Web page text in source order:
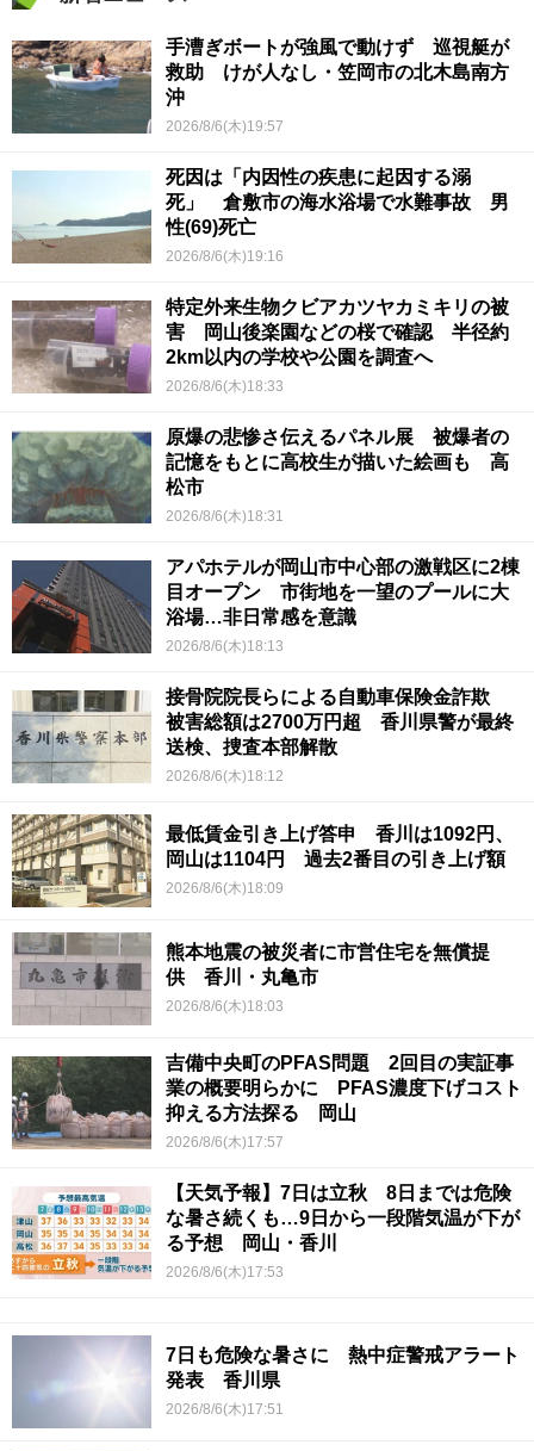
手漕ぎボートが強風で動けず 巡視艇が
救助 けが人なし・笠岡市の北木島南方
沖
2026/8/6(木)19:57
死因は「内因性の疾患に起因する溺
死」 倉敷市の海水浴場で水難事故 男
性(69)死亡
2026/8/6(木)19:16
特定外来生物クビアカツヤカミキリの被
害 岡山後楽園などの桜で確認 半径約
2km以内の学校や公園を調査へ
2026/8/6(木)18:33
原爆の悲惨さ伝えるパネル展 被爆者の
記憶をもとに高校生が描いた絵画も 高
松市
2026/8/6(木)18:31
アパホテルが岡山市中心部の激戦区に2棟
目オープン 市街地を一望のプールに大
浴場…非日常感を意識
2026/8/6(木)18:13
接骨院院長らによる自動車保険金詐欺
被害総額は2700万円超 香川県警が最終
送検、捜査本部解散
2026/8/6(木)18:12
最低賃金引き上げ答申 香川は1092円、
岡山は1104円 過去2番目の引き上げ額
2026/8/6(木)18:09
熊本地震の被災者に市営住宅を無償提
供 香川・丸亀市
2026/8/6(木)18:03
吉備中央町のPFAS問題 2回目の実証事
業の概要明らかに PFAS濃度下げコスト
抑える方法探る 岡山
2026/8/6(木)17:57
【天気予報】7日は立秋 8日までは危険
な暑さ続くも…9日から一段階気温が下が
る予想 岡山・香川
2026/8/6(木)17:53
7日も危険な暑さに 熱中症警戒アラート
発表 香川県
2026/8/6(木)17:51